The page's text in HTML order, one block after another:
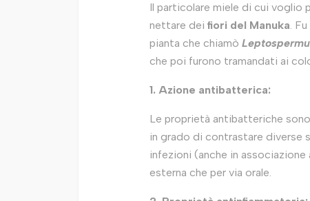
Il particolare miele di cui voglio
nettare dei fiori del Manuka.
pianta che chiamò
che poi furono tramandati ai
1. Azione antibatterica:
Le proprietà antibatteriche
in grado di contrastare diverse
infezioni (anche in
esterna che per via orale.